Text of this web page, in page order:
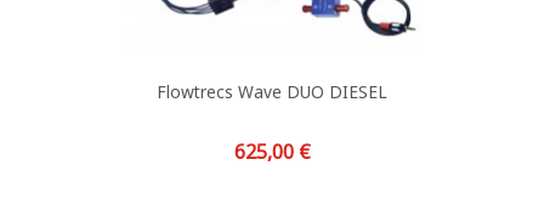
Flowtrecs Wave DUO DIESEL
Preis
625,00 €